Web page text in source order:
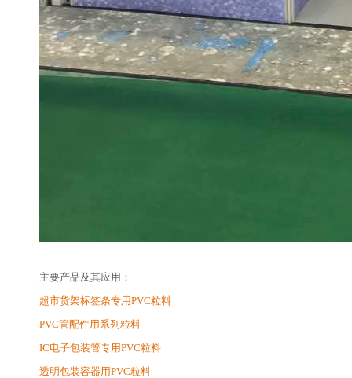
主要产品及其应用：
超市货架标签条专用PVC粒料
PVC管配件用系列粒料
IC电子包装管专用PVC粒料
透明包装容器用PVC粒料